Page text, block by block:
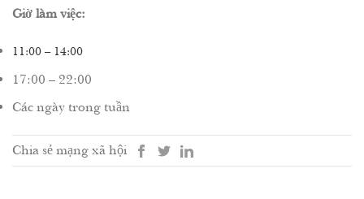
Giờ làm việc:
11:00 – 14:00
17:00 – 22:00
Các ngày trong tuần
Chia sẻ mạng xã hội